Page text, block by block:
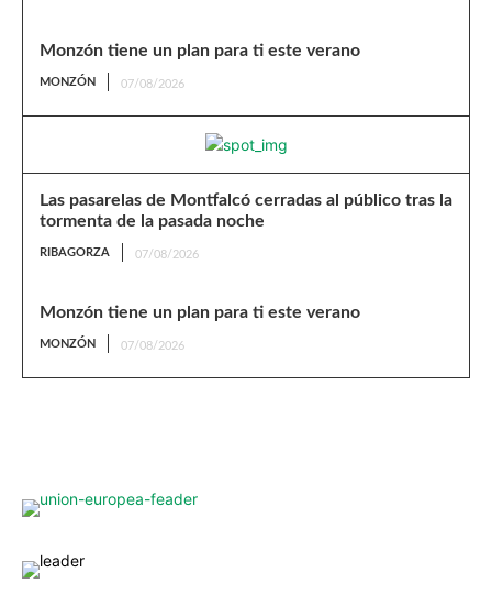
Monzón tiene un plan para ti este verano
MONZÓN 07/08/2026
Las pasarelas de Montfalcó cerradas al público tras la
tormenta de la pasada noche
RIBAGORZA 07/08/2026
Monzón tiene un plan para ti este verano
MONZÓN 07/08/2026